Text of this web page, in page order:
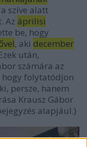
szíve alatt
Az áprilisi
be, hogy
, aki december
után,
számára az
hogy folytatódjon
persze, hanem
Krausz Gábor
alapjául.)